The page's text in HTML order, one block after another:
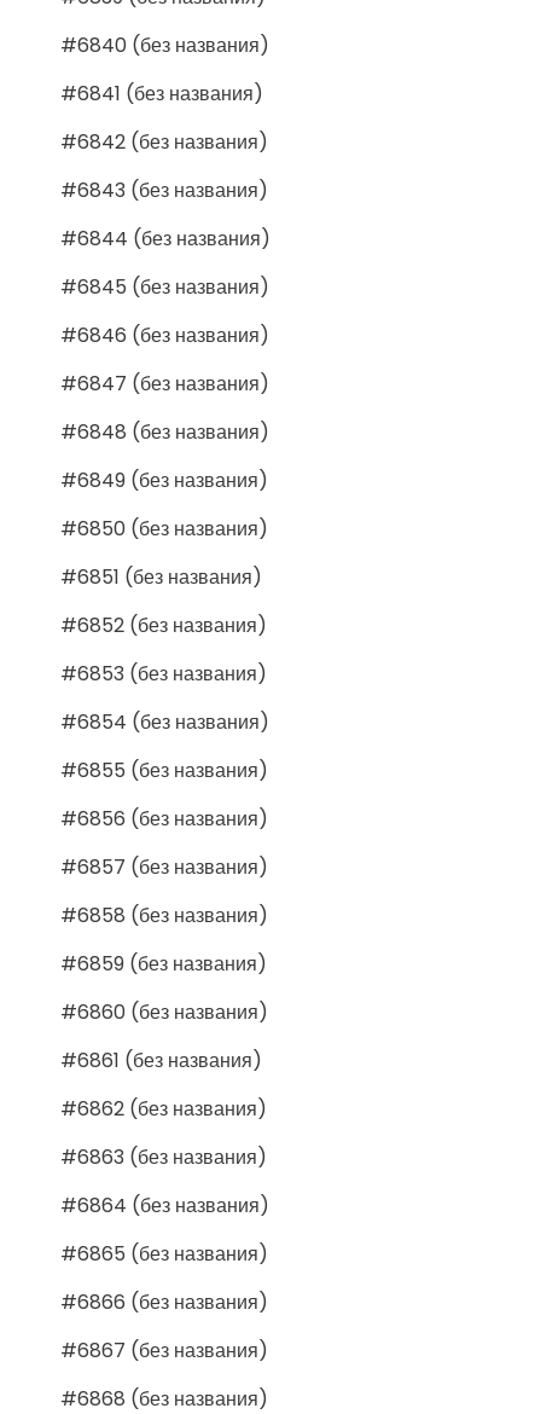
#6840 (без названия)
#6841 (без названия)
#6842 (без названия)
#6843 (без названия)
#6844 (без названия)
#6845 (без названия)
#6846 (без названия)
#6847 (без названия)
#6848 (без названия)
#6849 (без названия)
#6850 (без названия)
#6851 (без названия)
#6852 (без названия)
#6853 (без названия)
#6854 (без названия)
#6855 (без названия)
#6856 (без названия)
#6857 (без названия)
#6858 (без названия)
#6859 (без названия)
#6860 (без названия)
#6861 (без названия)
#6862 (без названия)
#6863 (без названия)
#6864 (без названия)
#6865 (без названия)
#6866 (без названия)
#6867 (без названия)
#6868 (без названия)